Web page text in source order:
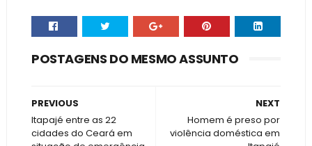
POSTAGENS DO MESMO ASSUNTO
NEXT
Homem é preso por
violência doméstica em
PREVIOUS
Itapajé entre as 22
cidades do Ceará em